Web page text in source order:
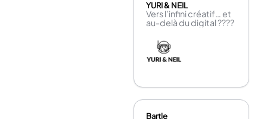
YURI & NEIL
Vers l’infini créatif… et
au-delà du digital ????
Bartle